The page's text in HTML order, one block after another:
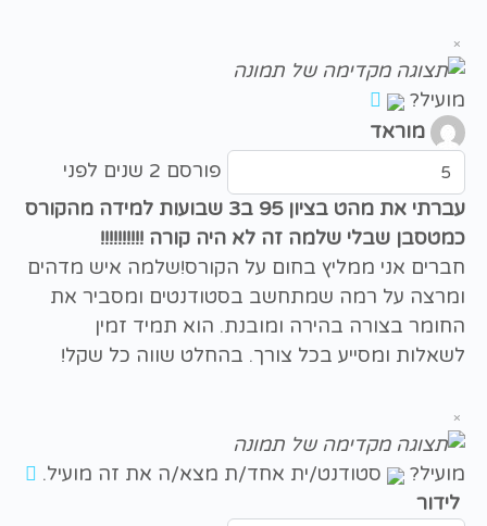
×
מועיל?
מוראד
פורסם 2 שנים לפני
עברתי את מהט בציון 95 ב3 שבועות למידה מהקורס
כמטסבן שבלי שלמה זה לא היה קורה !!!!!!!!!!
חברים אני ממליץ בחום על הקורס!שלמה איש מדהים
ומרצה על רמה שמתחשב בסטודנטים ומסביר את
החומר בצורה בהירה ומובנת. הוא תמיד זמין
לשאלות ומסייע בכל צורך. בהחלט שווה כל שקל!
×
מועיל?
סטודנט/ית אחד/ת מצא/ה את זה מועיל.
לידור